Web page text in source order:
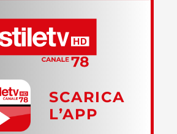
SCARICA
L’APP